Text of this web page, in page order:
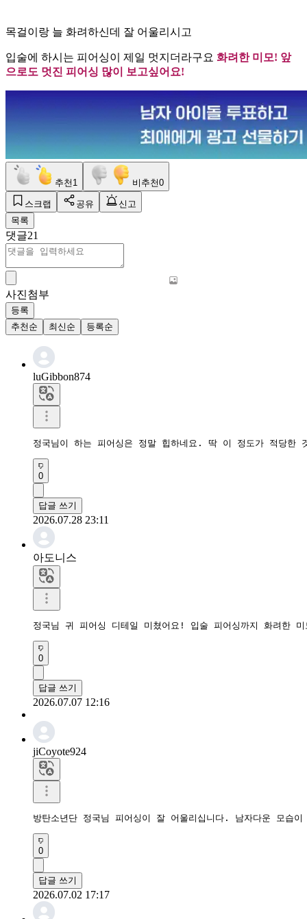
목걸이랑 늘 화려하신데 잘 어울리시고
입술에 하시는 피어싱이 제일 멋지더라구요 화려한 미모! 앞
으로도 멋진 피어싱 많이 보고싶어요!
추천 1 비추천0
스크랩 공유
신고
목록
댓글21
사진첨부
등록
추천순
최신순 등록순
luGibbon874
정국님이 하는 피어싱은 정말 힙하네요. 딱 이 정도가 적당한
0
답글 쓰기
2026.07.28 23:11
아도니스
정국님 귀 피어싱 디테일 미쳤어요! 입술 피어싱까지 화려한
0
답글 쓰기
2026.07.07 12:16
jiCoyote924
방탄소년단 정국님 피어싱이 잘 어울리십니다. 남자다운 모습
0
답글 쓰기
2026.07.02 17:17